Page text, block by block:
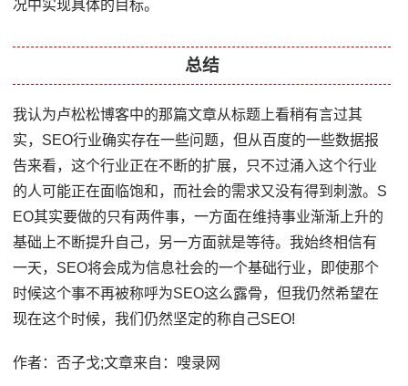
况中实现具体的目标。
总结
我认为卢松松博客中的那篇文章从标题上看稍有言过其
实，SEO行业确实存在一些问题，但从百度的一些数据报
告来看，这个行业正在不断的扩展，只不过涌入这个行业
的人可能正在面临饱和，而社会的需求又没有得到刺激。S
EO其实要做的只有两件事，一方面在维持事业渐渐上升的
基础上不断提升自己，另一方面就是等待。我始终相信有
一天，SEO将会成为信息社会的一个基础行业，即使那个
时候这个事不再被称呼为SEO这么露骨，但我仍然希望在
现在这个时候，我们仍然坚定的称自己SEO!
作者：否子戈;文章来自：嗖录网